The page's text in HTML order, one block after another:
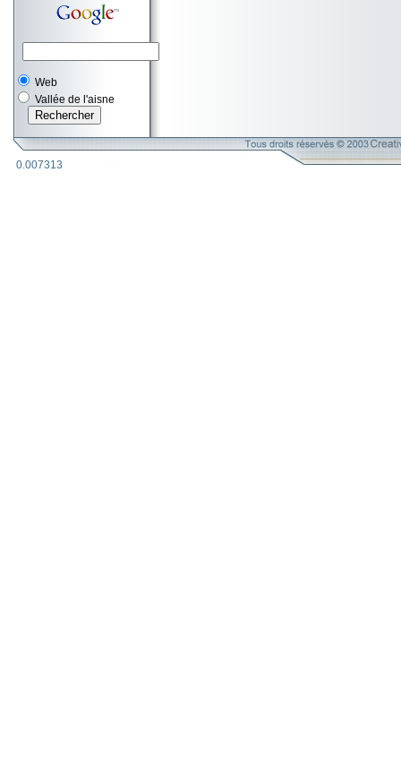
Web
Vallée de l'aisne
0.007313